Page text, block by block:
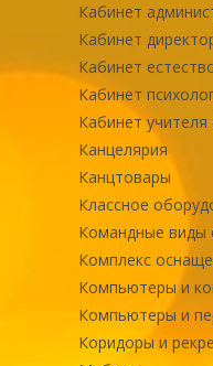
Кабинет
Кабинет
Кабинет
Кабинет
Кабинет
Канцелярия
Канцтовары
Классное
Командные виды
Комплекс
Компьютеры и
Компьютеры и
Коридоры и